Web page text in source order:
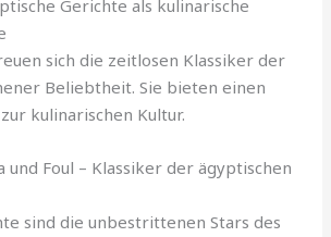
Gerichte als kulinarische
sich die zeitlosen Klassiker der
Beliebtheit. Sie bieten einen
kulinarischen Kultur.
und Foul – Klassiker der ägyptischen
sind die unbestrittenen Stars des